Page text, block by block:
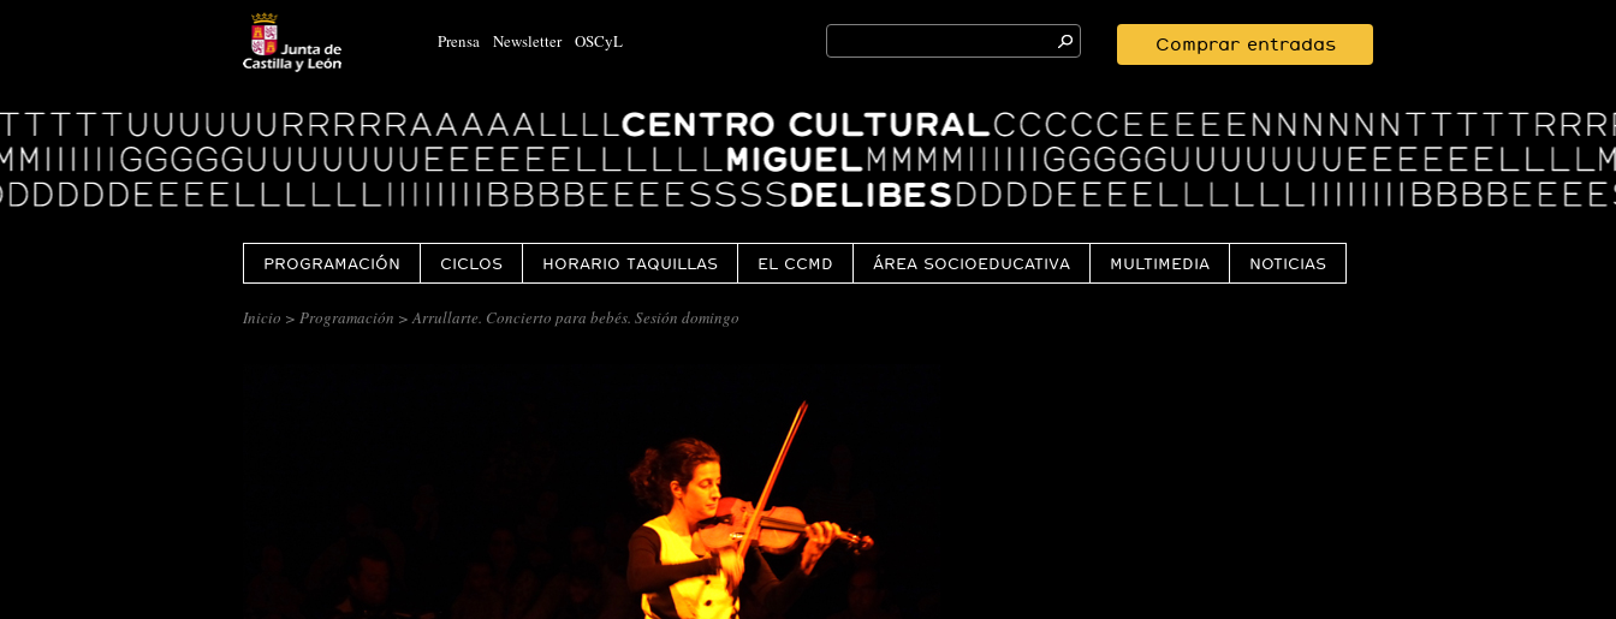
Prensa Newsletter OSCyL
Search
for:
Comprar entradas
Logo
Centro
Cultural
Miguel
Delibes
PROGRAMACIÓN CICLOS HORARIO TAQUILLAS EL CCMD ÁREA SOCIOEDUCATIVA MULTIMEDIA NOTICIAS
Inicio > Programación > Arrullarte. Concierto para bebés. Sesión domingo